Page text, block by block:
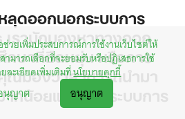
ช่วยเพิ่มประสบการณ์การใช้งานเว็บไซต์ให้
มารถเลือกที่จะยอมรับหรือปฏิเสธการใช้
ละเอียดเพิ่มเติมที่นโยบายคุกกี้
นุญาต อนุญาต
ลุดออกนอกระบบการ
เรามักมองหาทางออก
กษาที่ยืดหยุ่น หรือการ
มองว่าสามารถนำมา
ากน้อยแค่ไหนในระบบการ